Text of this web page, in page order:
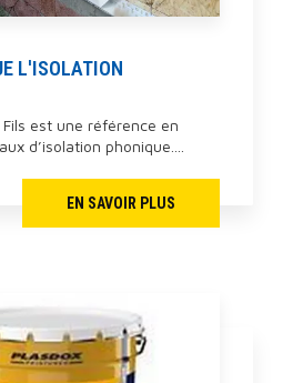
L'ISOLATION
est une référence en
d’isolation phonique....
EN SAVOIR PLUS